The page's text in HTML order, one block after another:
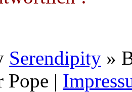
Serendipity »
Pope |